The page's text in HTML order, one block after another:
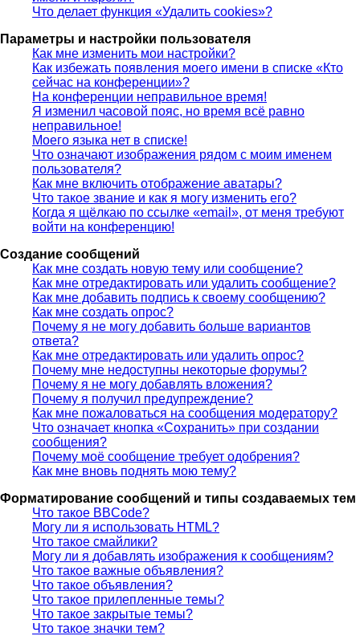
Что делает функция «Удалить cookies»?
Параметры и настройки пользователя
Как мне изменить мои настройки?
Как избежать появления моего имени в списке «Кто
сейчас на конференции»?
На конференции неправильное время!
Я изменил часовой пояс, но время всё равно
неправильное!
Моего языка нет в списке!
Что означают изображения рядом с моим именем
пользователя?
Как мне включить отображение аватары?
Что такое звание и как я могу изменить его?
Когда я щёлкаю по ссылке «email», от меня требуют
войти на конференцию!
Создание сообщений
Как мне создать новую тему или сообщение?
Как мне отредактировать или удалить сообщение?
Как мне добавить подпись к своему сообщению?
Как мне создать опрос?
Почему я не могу добавить больше вариантов
ответа?
Как мне отредактировать или удалить опрос?
Почему мне недоступны некоторые форумы?
Почему я не могу добавлять вложения?
Почему я получил предупреждение?
Как мне пожаловаться на сообщения модератору?
Что означает кнопка «Сохранить» при создании
сообщения?
Почему моё сообщение требует одобрения?
Как мне вновь поднять мою тему?
Форматирование сообщений и типы создаваемых тем
Что такое BBCode?
Могу ли я использовать HTML?
Что такое смайлики?
Могу ли я добавлять изображения к сообщениям?
Что такое важные объявления?
Что такое объявления?
Что такое прилепленные темы?
Что такое закрытые темы?
Что такое значки тем?